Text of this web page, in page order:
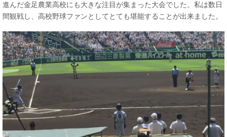
進んだ金足農業高校にも大きな注目が集まった大会でした。私は数日
間観戦し、高校野球ファンとしてとても堪能することが出来ました。